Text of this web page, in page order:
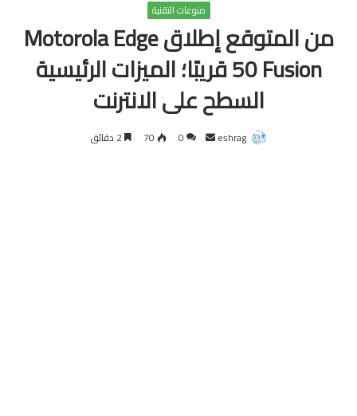
منوعات التقنية
من المتوقع إطلاق Motorola Edge
50 Fusion قريبًا؛ الميزات الرئيسية
السطح على الانترنت
eshrag
أرسل 0
70 2 دقائق